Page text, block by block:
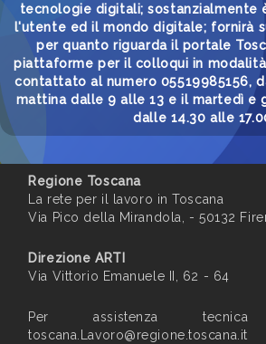
tecnologie digitali; sostanzialmente
l'utente ed il mondo digitale; fornirà
per quanto riguarda il portale
piattaforme per il colloqui in modalità
contattato al numero 05519985156,
mattina dalle 9 alle 13 e il martedì e
dalle 14.30 alle
Regione Toscana
La rete per il lavoro in Toscana
Via Pico della Mirandola, - 50132
Direzione ARTI
Via Vittorio Emanuele II, 62 - 64
Per assistenza
toscana.Lavoro@regione.toscana.it